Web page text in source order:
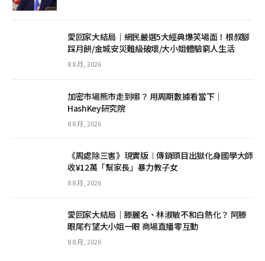
愛回家大結局｜網民嚴選5大經典爆笑場面！根叔腳
踩月餅/金城安災難級破壞/大小姐體驗窮人生活
8 8 月, 2026
加密市場熊市走到哪？ 用周期數據看當下｜
HashKey研究院
8 8 月, 2026
《周處除三害》現實版︱傳銷頭目出獄化身國學大師
收¥12萬「幫家長」暴力教子女
8 8 月, 2026
愛回家大結局｜滕麗名、林淑敏不和白熱化？ 阿滕
眼尾冇望大小姐一眼 商場直播零互動
8 8 月, 2026